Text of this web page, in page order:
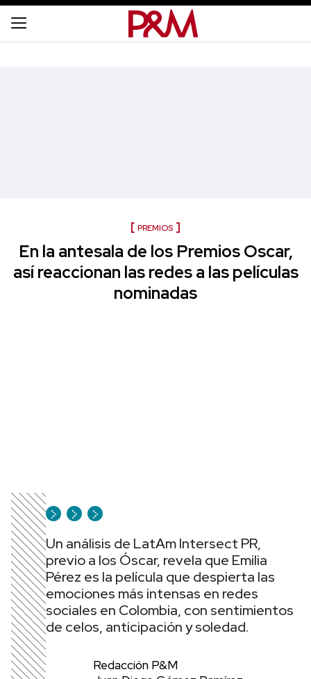
PREMIOS
En la antesala de los Premios Oscar,
así reaccionan las redes a las películas
nominadas
Un análisis de LatAm Intersect PR,
previo a los Óscar, revela que Emilia
Pérez es la película que despierta las
emociones más intensas en redes
sociales en Colombia, con sentimientos
de celos, anticipación y soledad.
Redacción P&M